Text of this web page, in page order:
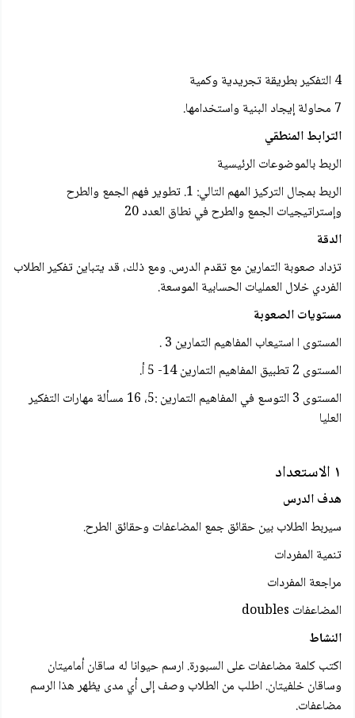
4 التفكير بطريقة تجريدية وكمية
7 محاولة إيجاد البنية واستخدامها.
الترابط المنطقي
الربط بالموضوعات الرئيسية
الربط بمجال التركيز المهم التالي: 1. تطوير فهم الجمع والطرح
وإستراتيجيات الجمع والطرح في نطاق العدد 20
الدقة
تزداد صعوبة التمارين مع تقدم الدرس. ومع ذلك، قد يتباين تفكير الطلاب
الفردي خلال العمليات الحسابية الموسعة.
مستويات الصعوبة
المستوى ا استيعاب المفاهيم التمارين 3 .
المستوى 2 تطبيق المفاهيم التمارين 14- 5 أ.
المستوى 3 التوسع في المفاهيم التمارين :5، 16 مسألة مهارات التفكير
العليا
١ الاستعداد
هدف الدرس
سيربط الطلاب بين حقائق جمع المضاعفات وحقائق الطرح.
تنمية المفردات
مراجعة المفردات
المضاعفات doubles
النشاط
اكتب كلمة مضاعفات على السبورة. ارسم حيوانا له ساقان أماميتان
وساقان خلفيتان. اطلب من الطلاب وصف إلى أي مدى يظهر هذا الرسم
مضاعفات.